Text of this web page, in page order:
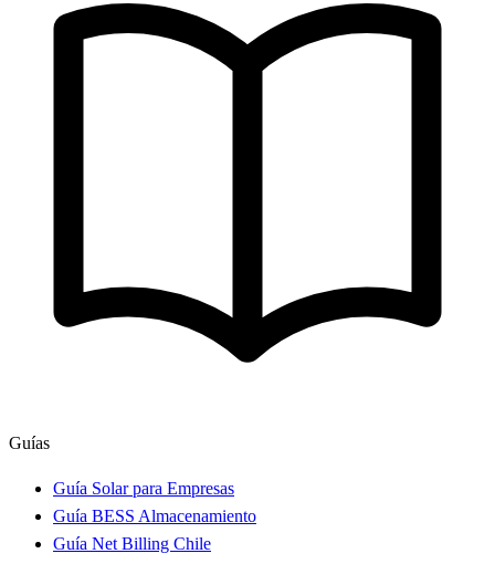
Guías
Guía Solar para Empresas
Guía BESS Almacenamiento
Guía Net Billing Chile